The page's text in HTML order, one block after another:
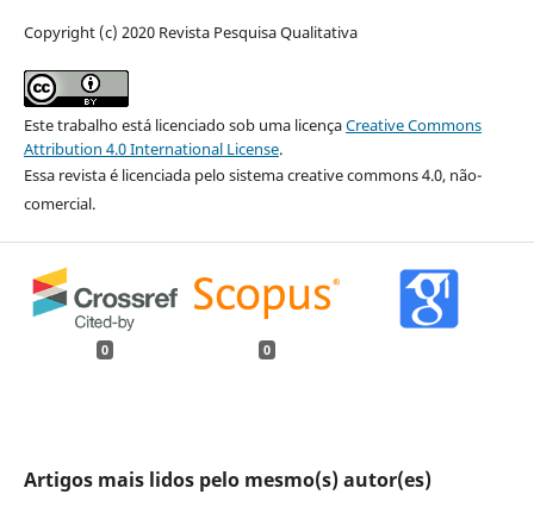
Copyright (c) 2020 Revista Pesquisa Qualitativa
Este trabalho está licenciado sob uma licençaCreative Commons
Attribution 4.0 International License.
Essa revista é licenciada pelo sistema creative commons 4.0, não-
comercial.
0 0
Artigos mais lidos pelo mesmo(s) autor(es)